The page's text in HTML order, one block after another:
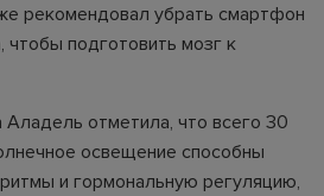
рекомендовал убрать смартфон
чтобы подготовить мозг к
Аладель отметила, что всего 30
освещение способны
и гормональную регуляцию,